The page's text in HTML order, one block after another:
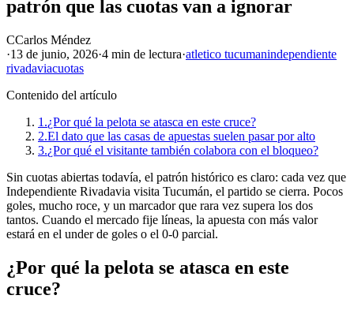
patrón que las cuotas van a ignorar
CCarlos Méndez
·13 de junio, 2026·4 min de lectura·atletico tucumanindependiente
rivadaviacuotas
Contenido del artículo
1.¿Por qué la pelota se atasca en este cruce?
2.El dato que las casas de apuestas suelen pasar por alto
3.¿Por qué el visitante también colabora con el bloqueo?
Sin cuotas abiertas todavía, el patrón histórico es claro: cada vez que
Independiente Rivadavia visita Tucumán, el partido se cierra. Pocos
goles, mucho roce, y un marcador que rara vez supera los dos
tantos. Cuando el mercado fije líneas, la apuesta con más valor
estará en el under de goles o el 0-0 parcial.
¿Por qué la pelota se atasca en este
cruce?